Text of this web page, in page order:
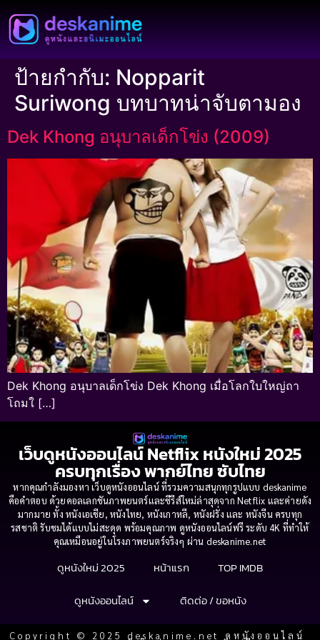
ป้ายกำกับ: Nopparit
Suriwong บทบาทน่าจับตามอง
Dek Khong อนุบาลเด็กโข่ง (2009)
Dek Khong อนุบาลเด็กโข่ง Dek Khong เมื่อโลกใบใหญ่ถา
โถมใ […]
เว็บดูหนังออนไลน์ Netflix หนังใหม่ 2025
ครบทุกเรื่อง พากย์ไทย ซับไทย
หากคุณกำลังมองหา เว็บดูหนังออนไลน์ ที่รวมความสนุกทุกรูปแบบ deskanime
คือคำตอบ ด้วยคอลเลกชันภาพยนตร์และซีรีส์ใหม่ล่าสุดจาก Netflix และค่ายดัง
มากมาย ทั้ง หนังเอเชีย, หนังไทย, หนังเกาหลี, หนังฝรั่ง และ หนังจีน ครบทุก
รสชาติ รับชมได้แบบไม่สะดุด พร้อมคุณภาพ ดูหนังออนไลน์ฟรี ระดับ 4K ที่ทำให้
คุณเหมือนอยู่ในโรงภาพยนตร์จริงๆ ผ่าน deskanime.net
ดูหนังใหม่ 2025 หน้าแรก
TOP IMDB
ดูหนังออนไลน์
ติดต่อ / ขอหนัง
Copyright © 2025 deskanime.net ดูหนังออนไลน์